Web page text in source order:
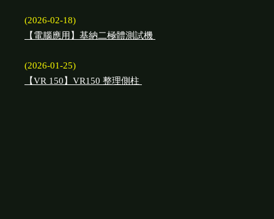
(2026-02-18)
【電腦應用】基納二極體測試機
(2026-01-25)
【VR 150】VR150 整理側柱